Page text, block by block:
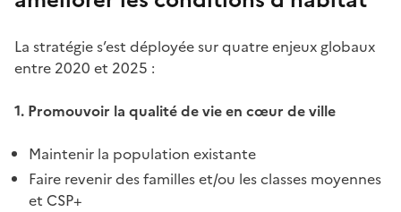
La stratégie s’est déployée sur quatre enjeux globaux
entre 2020 et 2025 :
1. Promouvoir la qualité de vie en cœur de ville
Maintenir la population existante
Faire revenir des familles et/ou les classes moyennes
et CSP+